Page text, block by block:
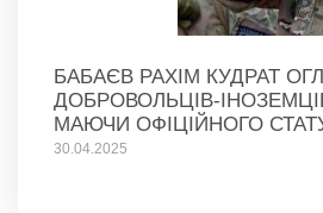
БАБАЄВ РАХІМ КУДРАТ
ДОБРОВОЛЬЦІВ-
МАЮЧИ ОФІЦІЙНОГО
30.04.2025